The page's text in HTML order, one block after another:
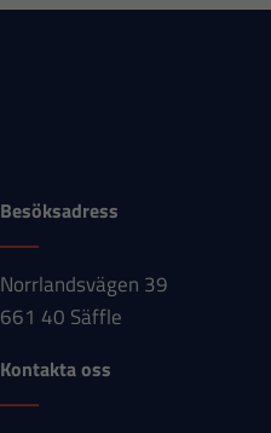
Besöksadress
Norrlandsvägen 39
661 40 Säffle
Kontakta oss